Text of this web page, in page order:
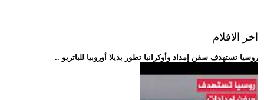
اخر الافلام
.. روسيا تستهدف سفن إمداد وأوكرانيا تطور بديلا أوروبيا للباتريو